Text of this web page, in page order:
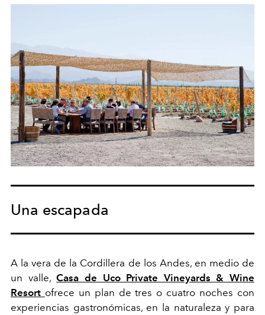
Una escapada
A la vera de la Cordillera de los Andes, en medio de
un valle,Casa de Uco Private Vineyards & Wine
Resort ofrece un plan de tres o cuatro noches con
experiencias gastronómicas, en la naturaleza y para